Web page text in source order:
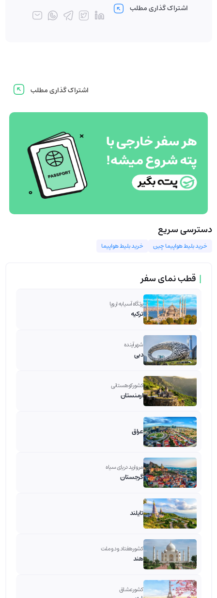
اشتراک گذاری مطلب
اشتراک گذاری مطلب
دسترسی سریع
خرید بلیط هواپیما چین خرید بلیط هواپیما
| قطب نمای سفر
پرتگاه آسیا به اروپا
ترکیه
شهر آینده
دبی
کشور کوهستانی
ارمنستان
عراق
مروارید دریای سیاه
گرجستان
تایلند
کشور هفتاد و دو ملت
هند
کشور عشاق